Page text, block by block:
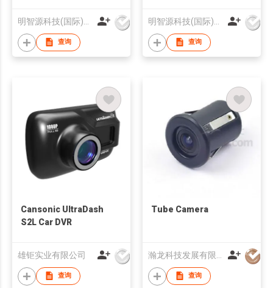
查询 查询
Cansonic UltraDash
S2L Car DVR
雄钜实业有限公司
查询
Tube Camera
查询